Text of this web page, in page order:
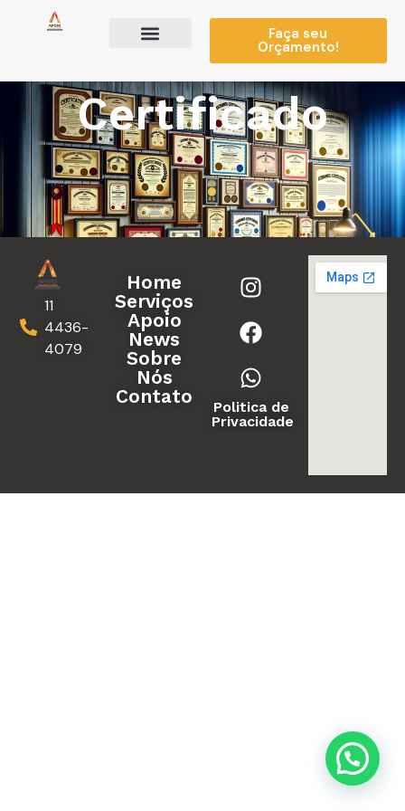
Faça seu
Orçamento!
Certificado
11
4436-
4079
Home
Serviços
Apoio
News
Sobre
Nós
Contato
Politica de
Privacidade